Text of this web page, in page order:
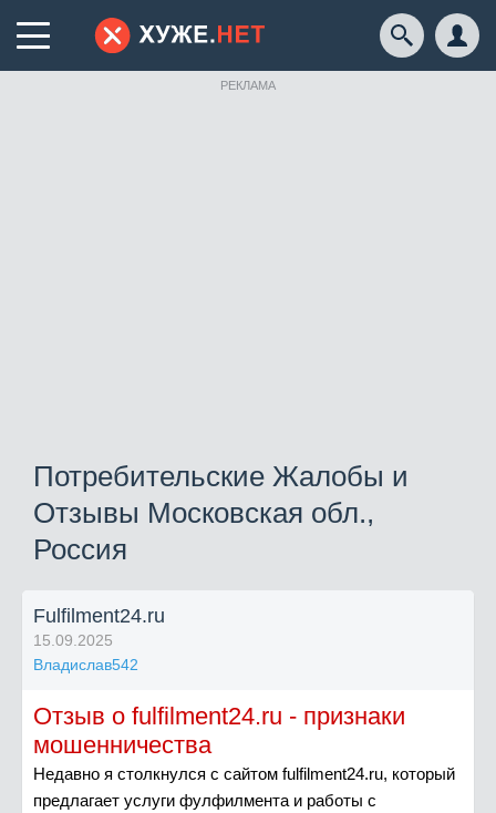
РЕКЛАМА
Потребительские Жалобы и
Отзывы Московская обл.,
Россия
Fulfilment24.ru
15.09.2025
Владислав542
Отзыв о fulfilment24.ru - признаки
мошенничества
Недавно я столкнулся с сайтом fulfilment24.ru, который
предлагает услуги фулфилмента и работы с